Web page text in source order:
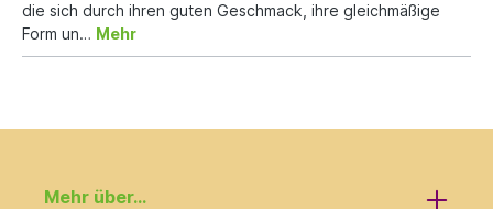
die sich durch ihren guten Geschmack, ihre gleichmäßige
Form un… Mehr
Mehr über...